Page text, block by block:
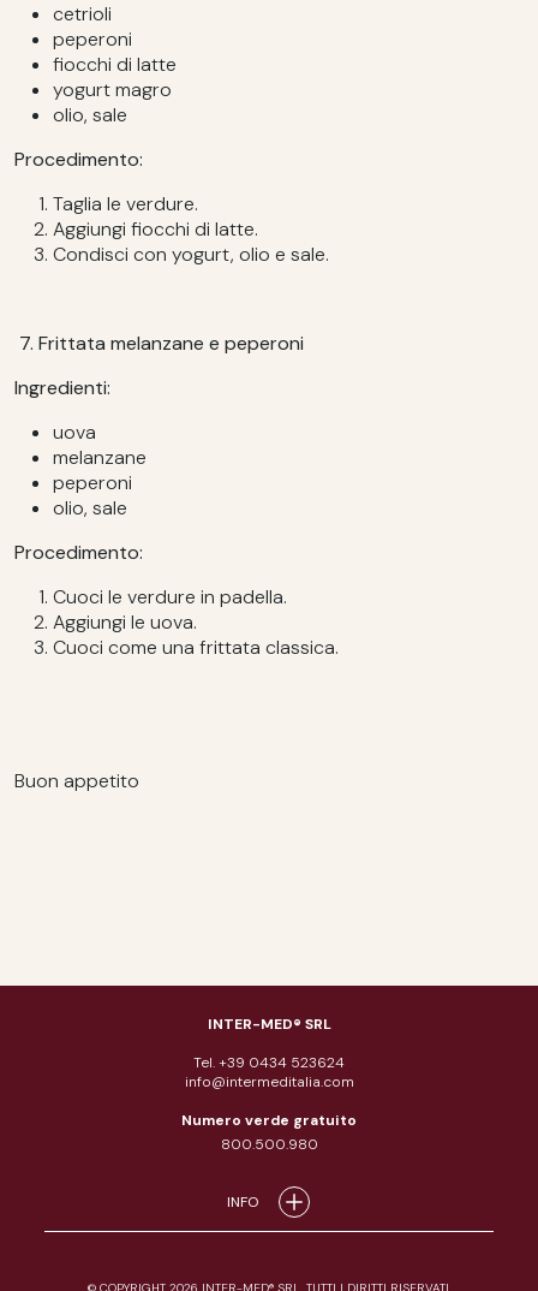
cetrioli
peperoni
fiocchi di latte
yogurt magro
olio, sale
Procedimento:
Taglia le verdure.
Aggiungi fiocchi di latte.
Condisci con yogurt, olio e sale.
7. Frittata melanzane e peperoni
Ingredienti:
uova
melanzane
peperoni
olio, sale
Procedimento:
Cuoci le verdure in padella.
Aggiungi le uova.
Cuoci come una frittata classica.
Buon appetito
INTER-MED® SRL
Tel. +39 0434 523624
info@intermeditalia.com
Numero verde gratuito
800.500.980
INFO